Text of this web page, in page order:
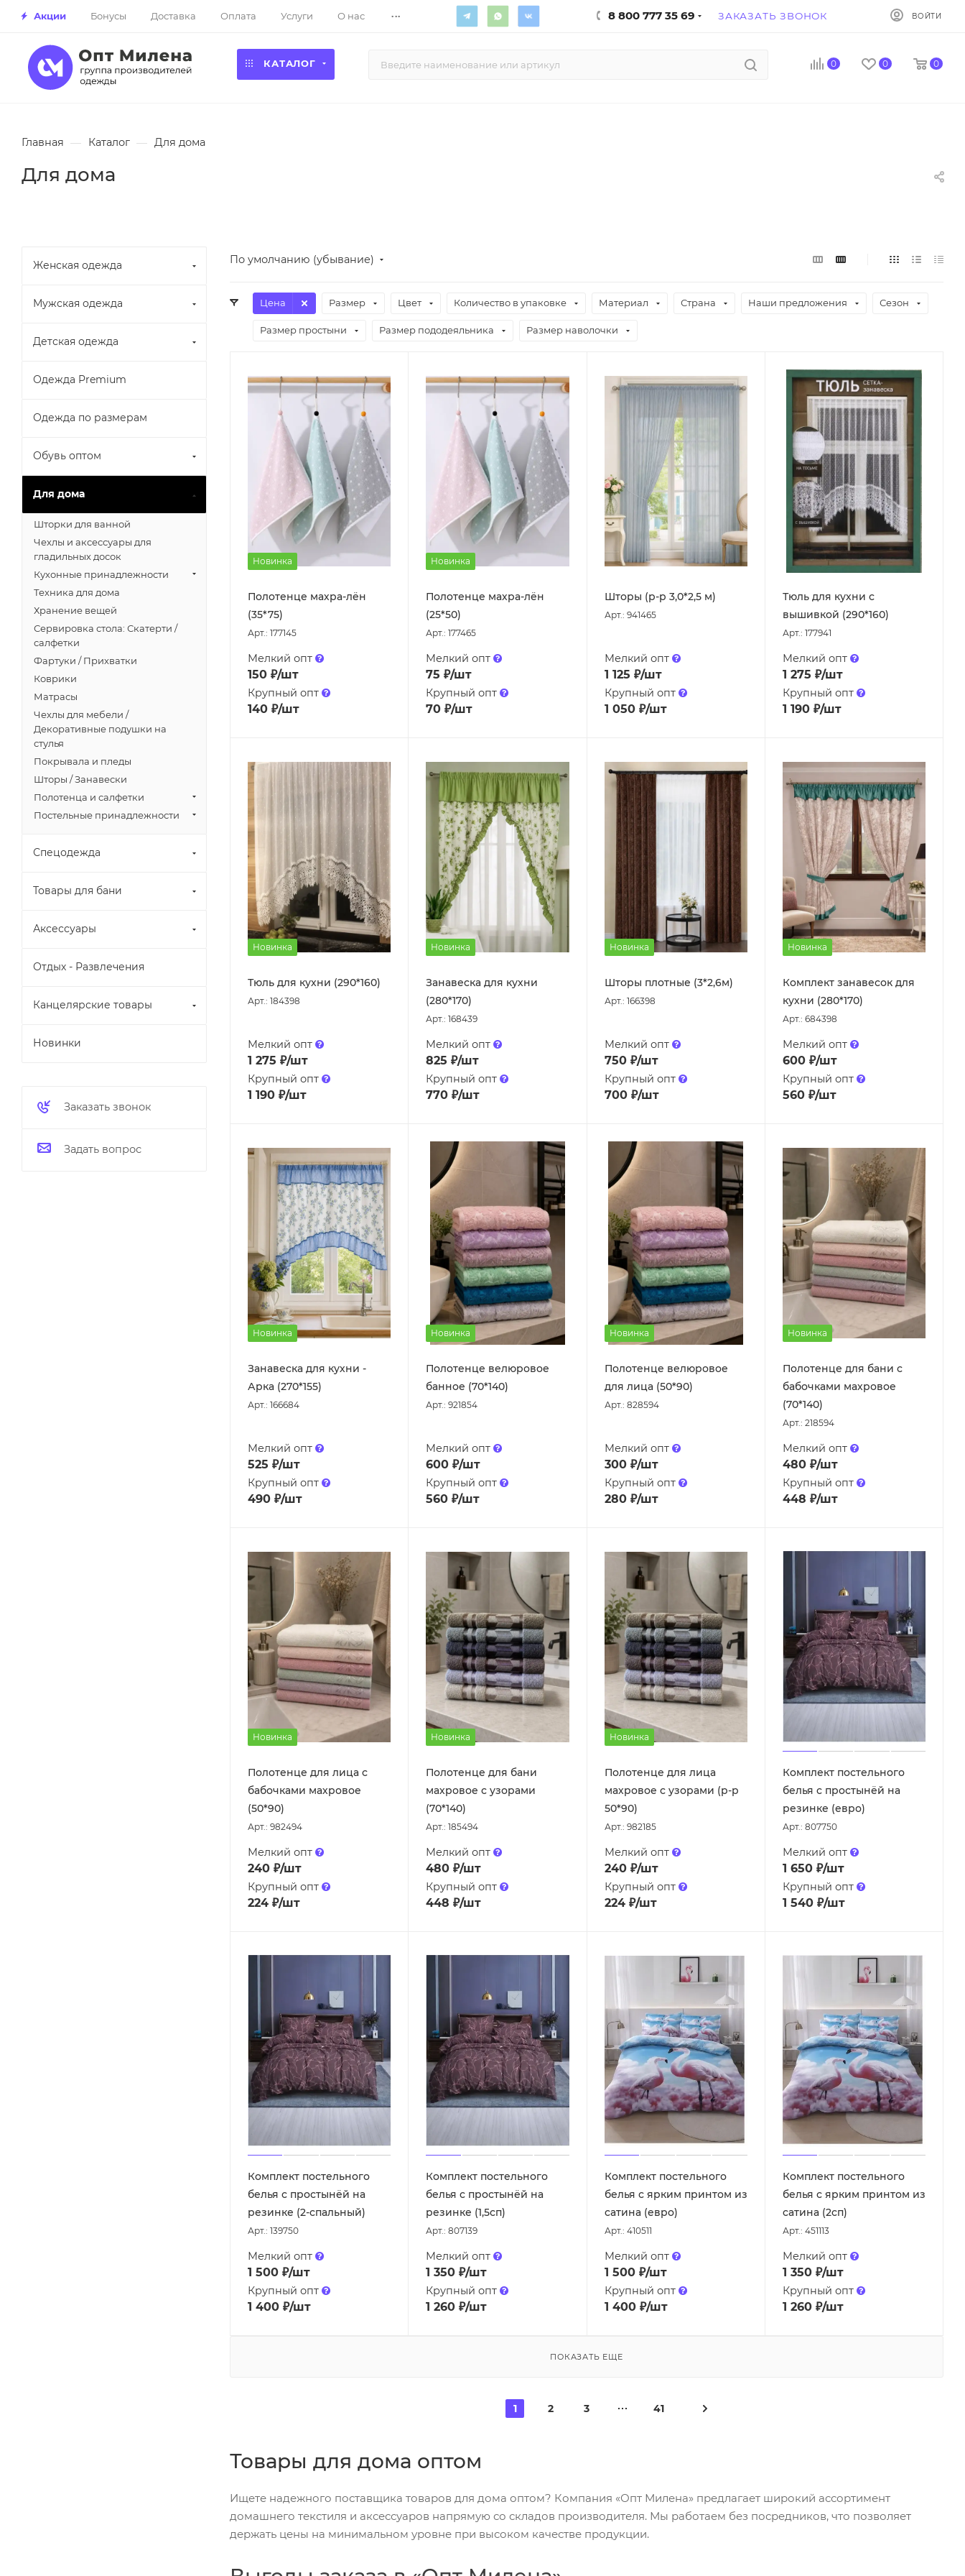
Акции Бонусы Доставка Оплата Услуги О нас ... 8 800 777 35 69 ЗАКАЗАТЬ ЗВОНОК ВОЙТИ
КАТАЛОГ 0 0 0
Главная — Каталог — Для дома
Для дома
По умолчанию (убывание)
Цена Размер Цвет Количество в упаковке Материал Страна Наши предложения Сезон
Размер простыни Размер пододеяльника Размер наволочки
Новинка
Полотенце махра-лён
(35*75)
Арт.: 177145
Мелкий опт
150 ₽/шт
Крупный опт
140 ₽/шт
Новинка
Полотенце махра-лён
(25*50)
Арт.: 177465
Мелкий опт
75 ₽/шт
Крупный опт
70 ₽/шт
Шторы (р-р 3,0*2,5 м)
Арт.: 941465
Мелкий опт
1 125 ₽/шт
Крупный опт
1 050₽/шт
Тюль для кухни с
вышивкой (290*160)
Арт.: 177941
Мелкий опт
1 275 ₽/шт
Крупный опт
1 190₽/шт
Новинка
Тюль для кухни (290*160)
Арт.: 184398
Мелкий опт
1 275 ₽/шт
Крупный опт
1 190 ₽/шт
Новинка
Занавеска для кухни
(280*170)
Арт.: 168439
Мелкий опт
825 ₽/шт
Крупный опт
770 ₽/шт
Новинка
Шторы плотные (3*2,6м)
Арт.: 166398
Мелкий опт
750₽/шт
Крупный опт
700₽/шт
Новинка
Комплект занавесок для
кухни (280*170)
Арт.: 684398
Мелкий опт
600₽/шт
Крупный опт
560₽/шт
Новинка
Занавеска для кухни -
Арка (270*155)
Арт.: 166684
Мелкий опт
525 ₽/шт
Крупный опт
490 ₽/шт
Новинка
Полотенце велюровое
банное (70*140)
Арт.: 921854
Мелкий опт
600 ₽/шт
Крупный опт
560 ₽/шт
Новинка
Полотенце велюровое
для лица (50*90)
Арт.: 828594
Мелкий опт
300₽/шт
Крупный опт
280₽/шт
Новинка
Полотенце для бани с
бабочками махровое
(70*140)
Арт.: 218594
Мелкий опт
480₽/шт
Крупный опт
448 ₽/шт
Новинка
Полотенце для лица с
бабочками махровое
(50*90)
Арт.: 982494
Мелкий опт
240 ₽/шт
Крупный опт
224 ₽/шт
Новинка
Полотенце для бани
махровое с узорами
(70*140)
Арт.: 185494
Мелкий опт
480 ₽/шт
Крупный опт
448 ₽/шт
Новинка
Полотенце для лица
махровое с узорами (р-р
50*90)
Арт.: 982185
Мелкий опт
240₽/шт
Крупный опт
224₽/шт
Комплект постельного
белья с простынёй на
резинке (евро)
Арт.: 807750
Мелкий опт
1 650₽/шт
Крупный опт
1 540₽/шт
Комплект постельного
белья с простынёй на
резинке (2-спальный)
Арт.: 139750
Мелкий опт
1 500 ₽/шт
Крупный опт
1 400 ₽/шт
Комплект постельного
белья с простынёй на
резинке (1,5сп)
Арт.: 807139
Мелкий опт
1 350 ₽/шт
Крупный опт
1 260 ₽/шт
Комплект постельного
белья с ярким принтом из
сатина (евро)
Арт.: 410511
Мелкий опт
1 500₽/шт
Крупный опт
1 400₽/шт
Комплект постельного
белья с ярким принтом из
сатина (2сп)
Арт.: 451113
Мелкий опт
1 350₽/шт
Крупный опт
1 260₽/шт
ПОКАЗАТЬ ЕЩЕ
1 2 3 41
Товары для дома оптом
Ищете надежного поставщика товаров для дома оптом? Компания «Опт Милена» предлагает широкий ассортимент
домашнего текстиля и аксессуаров напрямую со складов производителя. Мы работаем без посредников, что позволяет
держать цены на минимальном уровне при высоком качестве продукции.
Женская одежда
Мужская одежда
Детская одежда
Одежда Premium
Одежда по размерам
Обувь оптом
Для дома
Шторки для ванной
Чехлы и аксессуары для
гладильных досок
Кухонные принадлежности
Техника для дома
Хранение вещей
Сервировка стола: Скатерти /
салфетки
Фартуки / Прихватки
Коврики
Матрасы
Чехлы для мебели /
Декоративные подушки на
стулья
Покрывала и пледы
Шторы / Занавески
Полотенца и салфетки
Постельные принадлежности
Спецодежда
Товары для бани
Аксессуары
Отдых - Развлечения
Канцелярские товары
Новинки
Заказать звонок
Задать вопрос